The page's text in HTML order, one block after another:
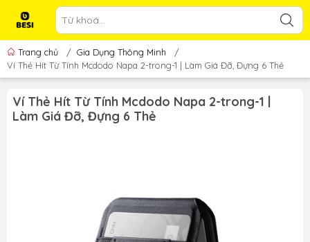
Trang chủ / Gia Dụng Thông Minh
/
Ví Thẻ Hít Từ Tính Mcdodo Napa 2-trong-1 | Làm Giá Đỡ, Đựng 6 Thẻ
Ví Thẻ Hít Từ Tính Mcdodo Napa 2-trong-1 |
Làm Giá Đỡ, Đựng 6 Thẻ